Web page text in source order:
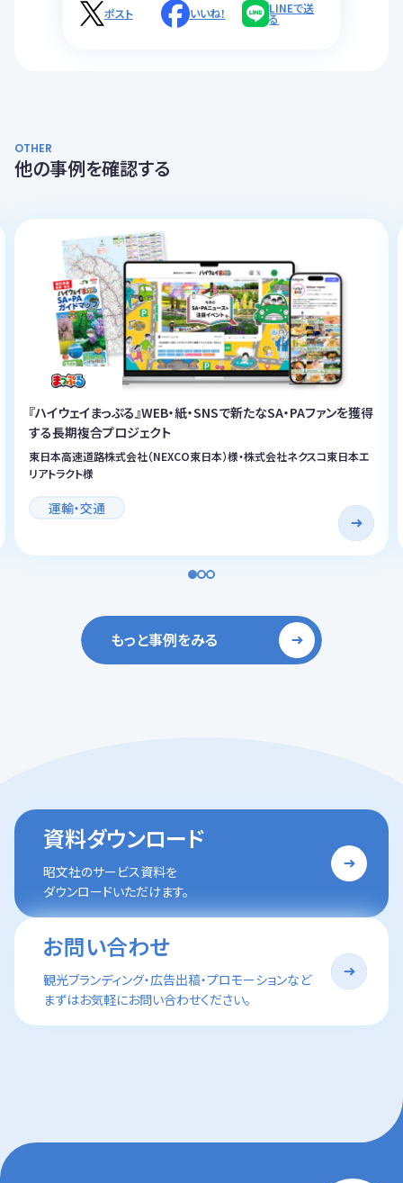
ポスト いいね！ LINEで送
る
OTHER
他の事例を確認する
『ハイウェイまっぷる』WEB・紙・SNSで新たなSA・PAファンを獲得
する長期複合プロジェクト
東日本高速道路株式会社（NEXCO東日本）様・株式会社ネクスコ東日本エ
リアトラクト様
運輸・交通
もっと事例をみる
資料ダウンロード
昭文社のサービス資料を
ダウンロードいただけます。
お問い合わせ
観光ブランディング・広告出稿・プロモーションなど
まずはお気軽にお問い合わせください。